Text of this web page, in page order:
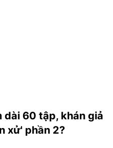
dài 60 tập, khán giả
xử' phần 2?